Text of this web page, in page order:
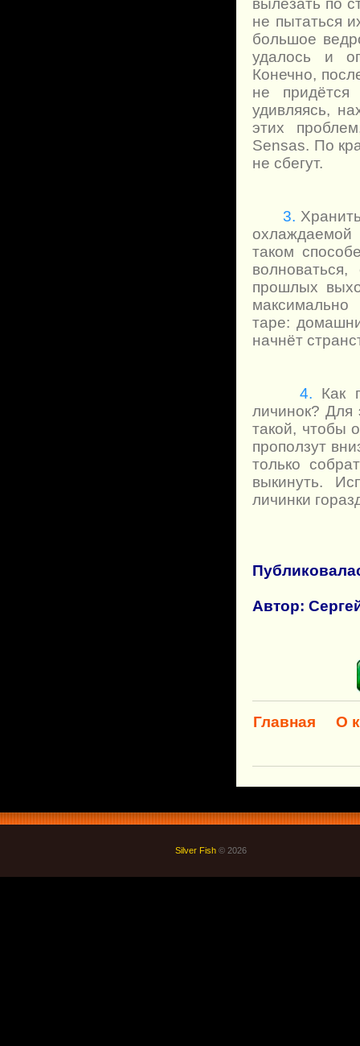
вылезать по
не пытаться
большое
удалось и
Конечно,
не придётся
удивляясь,
этих
Sensas. По
не сбегут.
3.
охлаждаемой
таком
прошлых
максимально
таре:
начнёт
4. Как
личинок? Для
такой, чтобы
проползут
только
выкинуть.
личинки
Автор:
Главная О
Silver Fish © 2026